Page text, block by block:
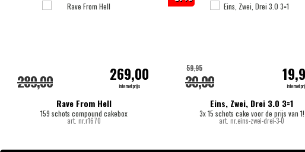
Rave From Hell
159 schots compound cakebox
art. nr.r1670
289,00 269,00
internetprijs
Eins, Zwei, Drei 3.0 3=1
3x 15 schots cake voor de prijs van 1!
art. nr.eins-zwei-drei-3-0
30,00
59,95